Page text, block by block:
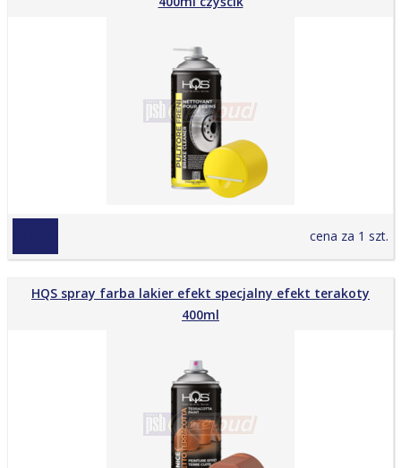
cena za 1 szt.
HQS spray farba lakier efekt specjalny efekt terakoty
400ml